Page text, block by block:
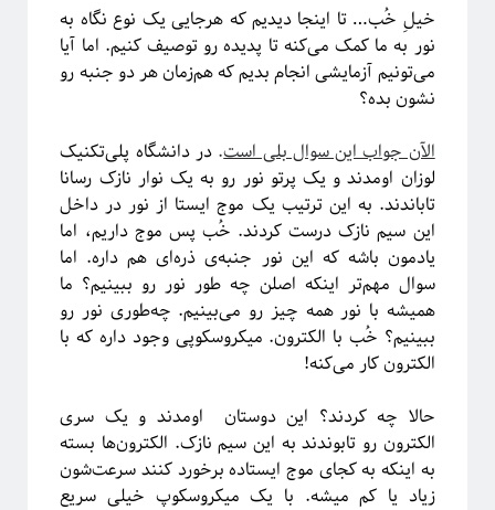
دوره دکتری
رادیوفیزیک
روایتگری در علم
ریاضی
سایر
سخن اندیشمندان
سیستم‌های پیچیده
سینما
شبه علم
شبکه‌های پیچیده
علوم اعصاب
فلسفه علم
فیزیک
فیزیک اتمی-مولکولی
فیزیک بنیادی
فیزیک زیستی
خیلِ خُب… تا اینجا دیدیم که هرجایی یک نوع نگاه به
نور به ما کمک می‌کنه تا پدیده رو توصیف کنیم. اما آیا
می‌تونیم آزمایشی انجام بدیم که هم‌زمان هر دو جنبه رو
نشون بده؟
الآن جواب این سوال بلی است.در دانشگاه پلی‌تکنیک
لوزان اومدند و یک پرتو نور رو به یک نوار نازک رسانا
تاباندند. به این ترتیب یک موج ایستا از نور در داخل
این سیم نازک درست کردند. خُب پس موج داریم، اما
یادمون باشه که این نور جنبه‌ی ذره‌ای هم داره. اما
سوال مهم‌تر اینکه اصلن چه طور نور رو ببینیم؟ ما
همیشه با نور همه چیز رو می‌بینیم. چه‌طوری نور رو
ببینیم؟ خُب با الکترون. میکروسکوپی وجود داره که با
الکترون کار می‌کنه!
حالا چه کردند؟ این دوستان اومدند و یک سری
الکترون رو تابوندند به این سیم نازک. الکترون‌ها بسته
به اینکه به کجای موج ایستاده برخورد کنند سرعت‌شون
زیاد یا کم میشه. با یک میکروسکوپ خیلی سریع